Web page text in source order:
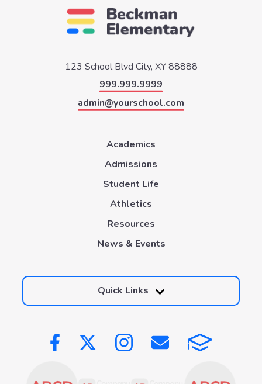
123 School Blvd City, XY 88888
999.999.9999
admin@yourschool.com
Academics
Admissions
Student Life
Athletics
Resources
News & Events
Quick Links